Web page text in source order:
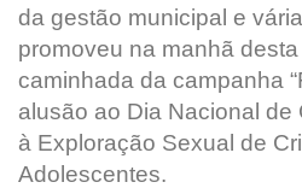
da gestão municipal e
promoveu na manhã
caminhada da campanha
alusão ao Dia Nacional de
à Exploração Sexual de
Adolescentes.